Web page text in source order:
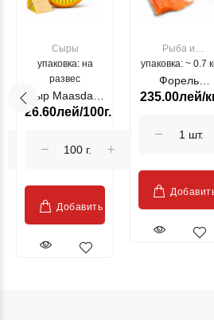
Сыры
упаковка: на
развес
Сыр Maasdam
Sublime Cow
26.60лей/100г.
Добавить
Рыба и
морепродукты
упаковка: ~ 0.7
Форель
лососевая
Moldovenesc"
235.00лей/